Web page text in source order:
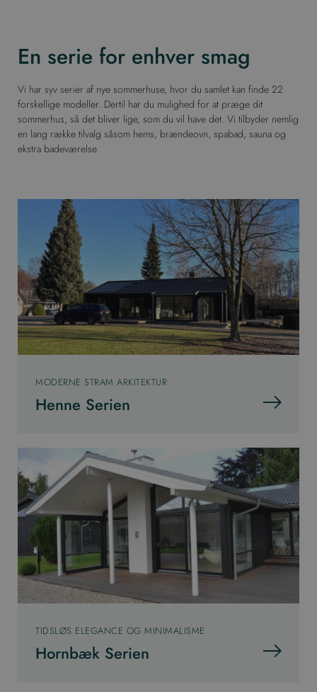
En serie for enhver smag
Vi har syv serier af nye sommerhuse, hvor du samlet kan finde 22
forskellige modeller. Dertil har du mulighed for at præge dit
sommerhus, så det bliver lige, som du vil have det. Vi tilbyder nemlig
en lang række tilvalg såsom hems, brændeovn, spabad, sauna og
ekstra badeværelse.
MODERNE STRAM ARKITEKTUR
Henne Serien
TIDSLØS ELEGANCE OG MINIMALISME
Hornbæk Serien